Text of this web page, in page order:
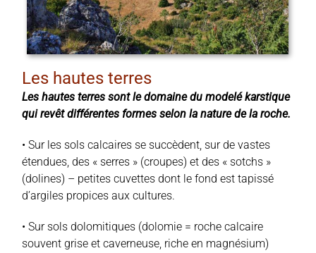
Les hautes terres
Les hautes terres sont le domaine du modelé karstique
qui revêt différentes formes selon la nature de la roche.
• Sur les sols calcaires se succèdent, sur de vastes
étendues, des « serres » (croupes) et des « sotchs »
(dolines) – petites cuvettes dont le fond est tapissé
d’argiles propices aux cultures.
• Sur sols dolomitiques (dolomie = roche calcaire
souvent grise et caverneuse, riche en magnésium)